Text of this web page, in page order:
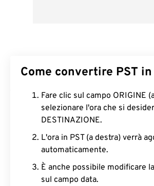
Come convertire PST in
Fare clic sul campo ORIGINE
selezionare l'ora che si
DESTINAZIONE.
L'ora in PST (a destra) verrà
automaticamente.
È anche possibile modificare
sul campo data.